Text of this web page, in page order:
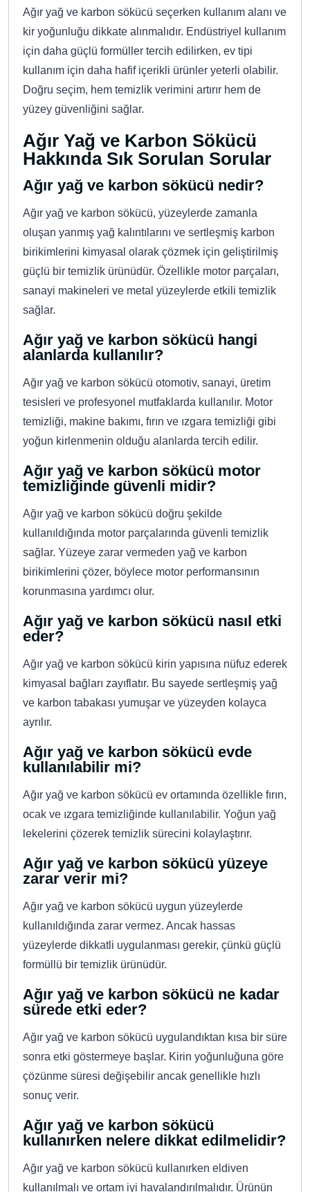
Ağır yağ ve karbon sökücü seçerken kullanım alanı ve
kir yoğunluğu dikkate alınmalıdır. Endüstriyel kullanım
için daha güçlü formüller tercih edilirken, ev tipi
kullanım için daha hafif içerikli ürünler yeterli olabilir.
Doğru seçim, hem temizlik verimini artırır hem de
yüzey güvenliğini sağlar.
Ağır Yağ ve Karbon Sökücü
Hakkında Sık Sorulan Sorular
Ağır yağ ve karbon sökücü nedir?
Ağır yağ ve karbon sökücü, yüzeylerde zamanla
oluşan yanmış yağ kalıntılarını ve sertleşmiş karbon
birikimlerini kimyasal olarak çözmek için geliştirilmiş
güçlü bir temizlik ürünüdür. Özellikle motor parçaları,
sanayi makineleri ve metal yüzeylerde etkili temizlik
sağlar.
Ağır yağ ve karbon sökücü hangi
alanlarda kullanılır?
Ağır yağ ve karbon sökücü otomotiv, sanayi, üretim
tesisleri ve profesyonel mutfaklarda kullanılır. Motor
temizliği, makine bakımı, fırın ve ızgara temizliği gibi
yoğun kirlenmenin olduğu alanlarda tercih edilir.
Ağır yağ ve karbon sökücü motor
temizliğinde güvenli midir?
Ağır yağ ve karbon sökücü doğru şekilde
kullanıldığında motor parçalarında güvenli temizlik
sağlar. Yüzeye zarar vermeden yağ ve karbon
birikimlerini çözer, böylece motor performansının
korunmasına yardımcı olur.
Ağır yağ ve karbon sökücü nasıl etki
eder?
Ağır yağ ve karbon sökücü kirin yapısına nüfuz ederek
kimyasal bağları zayıflatır. Bu sayede sertleşmiş yağ
ve karbon tabakası yumuşar ve yüzeyden kolayca
ayrılır.
Ağır yağ ve karbon sökücü evde
kullanılabilir mi?
Ağır yağ ve karbon sökücü ev ortamında özellikle fırın,
ocak ve ızgara temizliğinde kullanılabilir. Yoğun yağ
lekelerini çözerek temizlik sürecini kolaylaştırır.
Ağır yağ ve karbon sökücü yüzeye
zarar verir mi?
Ağır yağ ve karbon sökücü uygun yüzeylerde
kullanıldığında zarar vermez. Ancak hassas
yüzeylerde dikkatli uygulanması gerekir, çünkü güçlü
formüllü bir temizlik ürünüdür.
Ağır yağ ve karbon sökücü ne kadar
sürede etki eder?
Ağır yağ ve karbon sökücü uygulandıktan kısa bir süre
sonra etki göstermeye başlar. Kirin yoğunluğuna göre
çözünme süresi değişebilir ancak genellikle hızlı
sonuç verir.
Ağır yağ ve karbon sökücü
kullanırken nelere dikkat edilmelidir?
Ağır yağ ve karbon sökücü kullanırken eldiven
kullanılmalı ve ortam iyi havalandırılmalıdır. Ürünün